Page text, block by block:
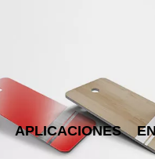
APLICACIONES